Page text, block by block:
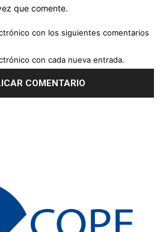
que comente.
con los siguientes comentarios
con cada nueva entrada.